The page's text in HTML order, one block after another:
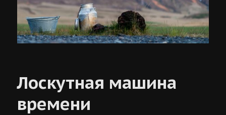
Лоскутная машина
времени